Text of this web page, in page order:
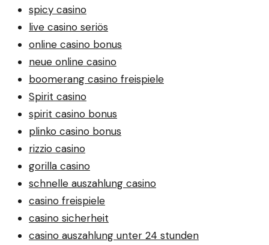
spicy casino
live casino seriös
online casino bonus
neue online casino
boomerang casino freispiele
Spirit casino
spirit casino bonus
plinko casino bonus
rizzio casino
gorilla casino
schnelle auszahlung casino
casino freispiele
casino sicherheit
casino auszahlung unter 24 stunden